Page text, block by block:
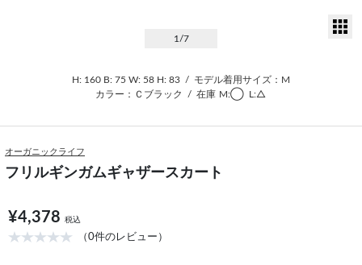
1 /7
H: 160 B: 75 W: 58 H: 83 / モデル着用サイズ：M
カラー：Ｃブラック
/ 在庫 M:◯ L:△
オーガニックライフ
フリルギンガムギャザースカート
¥4,378 税込
（0件のレビュー）